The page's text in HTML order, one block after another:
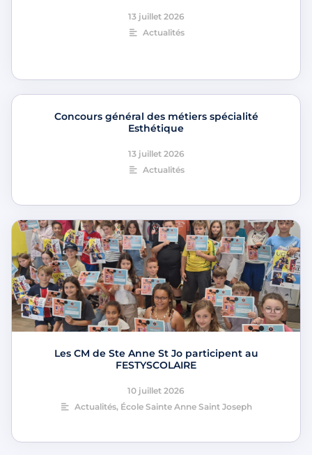
13 juillet 2026
Actualités
Concours général des métiers spécialité
Esthétique
13 juillet 2026
Actualités
Les CM de Ste Anne St Jo participent au
FESTYSCOLAIRE
10 juillet 2026
Actualités, École Sainte Anne Saint Joseph